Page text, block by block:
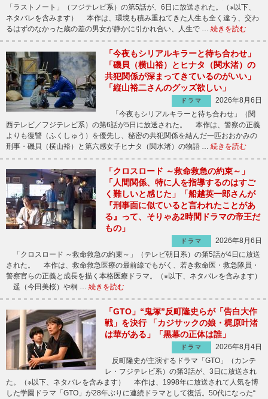
「ラストノート」（フジテレビ系）の第5話が、6日に放送された。（※以下、
ネタバレを含みます） 本作は、環境も積み重ねてきた人生も全く違う、交わ
るはずのなかった歳の差の男女が静かに引かれ合い、人生で … 続きを読む
「今夜もシリアルキラーと待ち合わせ」
「磯貝（横山裕）とヒナタ（関水渚）の
共犯関係が深まってきているのがいい」
「縦山裕二さんのグッズ欲しい」
ドラマ
2026年8月6日
「今夜もシリアルキラーと待ち合わせ」（関
西テレビ／フジテレビ系）の第6話が5日に放送された。 本作は、警察の正義
よりも復讐（ふくしゅう）を優先し、秘密の共犯関係を結んだ一匹おおかみの
刑事・磯貝（横山裕）と第六感女子ヒナタ（関水渚）の物語 … 続きを読む
「クロスロード ～救命救急の約束～」
「人間関係、特に人を指導するのはすご
く難しいと感じた」「船越英一郎さんが
『刑事面に似ていると言われたことがあ
る』って、そりゃあ2時間ドラマの帝王だ
もの」
ドラマ
2026年8月6日
「クロスロード ～救命救急の約束～」（テレビ朝日系）の第5話が4日に放送
された。 本作は、救命救急医療の最前線でもがく、若き救命医・救急隊員・
警察官らの正義と成長を描く本格医療ドラマ。（※以下、ネタバレを含みます）
遥（今田美桜）や桐 … 続きを読む
「GTO」“鬼塚”反町隆史らが「告白大作
戦」を決行 「カジサックの娘・梶原叶渚
は華がある」「黒幕の正体は誰」
ドラマ
2026年8月4日
反町隆史が主演するドラマ「GTO」（カンテ
レ・フジテレビ系）の第3話が、3日に放送され
た。（※以下、ネタバレを含みます） 本作は、1998年に放送されて人気を博
した学園ドラマ「GTO」が28年ぶりに連続ドラマとして復活。50代になった“